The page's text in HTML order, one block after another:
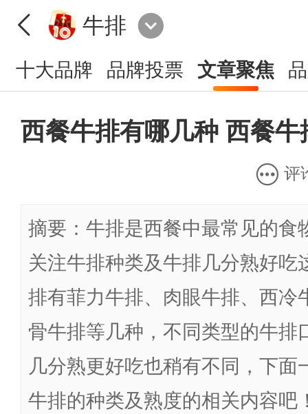
牛排
十大品牌 品牌投票 文章聚焦
西餐牛排有哪几种 西餐
评
摘要：牛排是西餐中最常见的食
关注牛排种类及牛排几分熟好吃
排有菲力牛排、肉眼牛排、西冷
骨牛排等几种，不同类型的牛排
几分熟更好吃也稍有不同，下面
牛排的种类及熟度的相关内容吧